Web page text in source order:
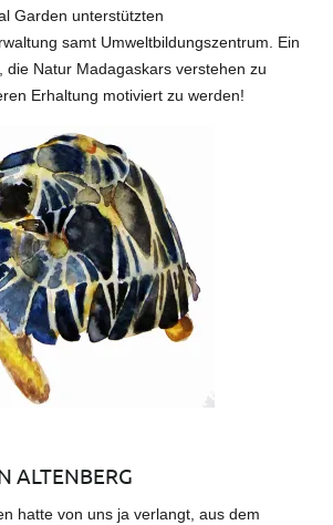
Garden unterstützten
samt Umweltbildungszentrum. Ein
die Natur Madagaskars verstehen zu
Erhaltung motiviert zu werden!
ALTENBERG
hatte von uns ja verlangt, aus dem